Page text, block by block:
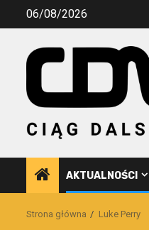
Przejdź06/08/2026
AKTUALNOŚCI
Strona główna Luke Perry